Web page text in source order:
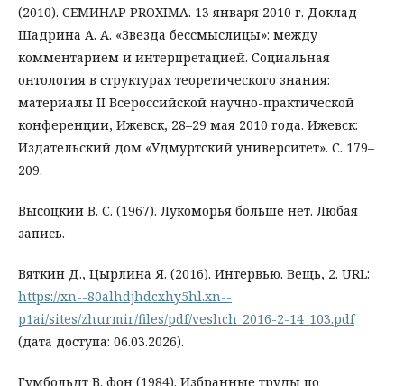
(2010). СЕМИНАР PROXIMA. 13 января 2010 г. Доклад
Шадрина А. А. «Звезда бессмыслицы»: между
комментарием и интерпретацией. Социальная
онтология в структурах теоретического знания:
материалы II Всероссийской научно-практической
конференции, Ижевск, 28–29 мая 2010 года. Ижевск:
Издательский дом «Удмуртский университет». С. 179–
209.
Высоцкий В. С. (1967). Лукоморья больше нет. Любая
запись.
Вяткин Д., Цырлина Я. (2016). Интервью. Вещь, 2. URL:
https://xn--80alhdjhdcxhy5hl.xn--
p1ai/sites/zhurmir/files/pdf/veshch_2016-2-14_103.pdf
(дата доступа: 06.03.2026).
Гумбольдт В. фон (1984). Избранные труды по